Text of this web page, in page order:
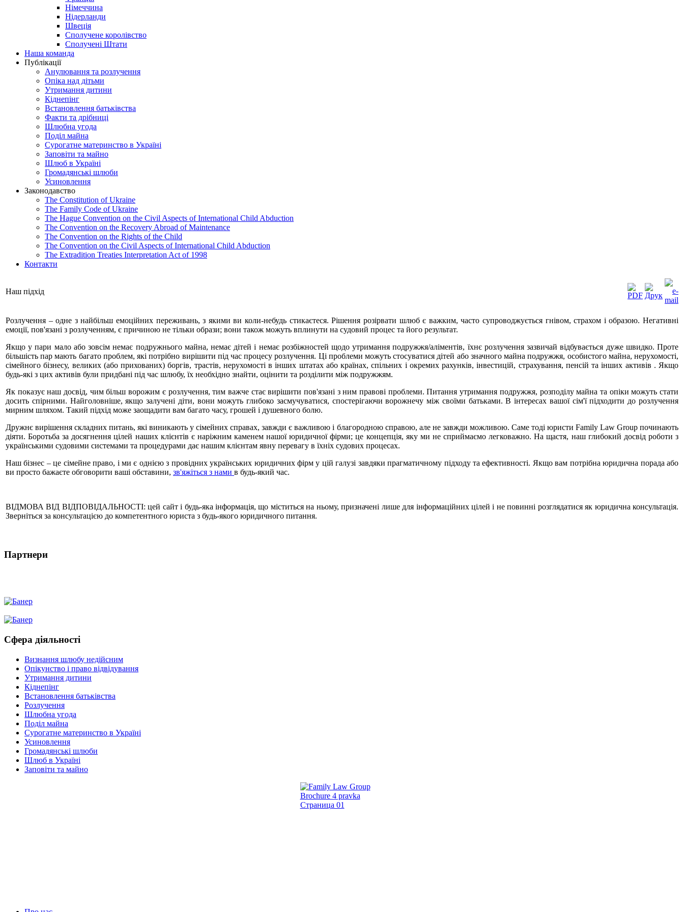
Німеччина
Нідерланди
Швеція
Сполучене королівство
Сполучені Штати
Наша команда
Публікації
Анулювання та розлучення
Опіка над дітьми
Утримання дитини
Кіднепінг
Встановлення батьківства
Факти та дрібниці
Шлюбна угода
Поділ майна
Сурогатне материнство в Україні
Заповіти та майно
Шлюб в Україні
Громадянські шлюби
Усиновлення
Законодавство
The Constitution of Ukraine
The Family Code of Ukraine
The Hague Convention on the Civil Aspects of International Child Abduction
The Convention on the Recovery Abroad of Maintenance
The Convention on the Rights of the Child
The Convention on the Civil Aspects of International Child Abduction
The Extradition Treaties Interpretation Act of 1998
Контакти
Наш підхід
Розлучення – одне з найбільш емоційних переживань, з якими ви коли-небудь стикаєтеся. Рішення розірвати шлюб є важким, часто супроводжується гнівом, страхом і образою. Негативні
емоції, пов'язані з розлученням, є причиною не тільки образи; вони також можуть вплинути на судовий процес та його результат.
Якщо у пари мало або зовсім немає подружнього майна, немає дітей і немає розбіжностей щодо утримання подружжя/аліментів, їхнє розлучення зазвичай відбувається дуже швидко. Проте
більшість пар мають багато проблем, які потрібно вирішити під час процесу розлучення. Ці проблеми можуть стосуватися дітей або значного майна подружжя, особистого майна, нерухомості,
сімейного бізнесу, великих (або прихованих) боргів, трастів, нерухомості в інших штатах або країнах, спільних і окремих рахунків, інвестицій, страхування, пенсій та інших активів . Якщо
будь-які з цих активів були придбані під час шлюбу, їх необхідно знайти, оцінити та розділити між подружжям.
Як показує наш досвід, чим більш ворожим є розлучення, тим важче стає вирішити пов'язані з ним правові проблеми. Питання утримання подружжя, розподілу майна та опіки можуть стати
досить спірними. Найголовніше, якщо залучені діти, вони можуть глибоко засмучуватися, спостерігаючи ворожнечу між своїми батьками. В інтересах вашої сім'ї підходити до розлучення
мирним шляхом. Такий підхід може заощадити вам багато часу, грошей і душевного болю.
Дружнє вирішення складних питань, які виникають у сімейних справах, завжди є важливою і благородною справою, але не завжди можливою. Саме тоді юристи Family Law Group починають
діяти. Боротьба за досягнення цілей наших клієнтів є наріжним каменем нашої юридичної фірми; це концепція, яку ми не сприймаємо легковажно. На щастя, наш глибокий досвід роботи з
українськими судовими системами та процедурами дає нашим клієнтам явну перевагу в їхніх судових процесах.
Наш бізнес – це сімейне право, і ми є однією з провідних українських юридичних фірм у цій галузі завдяки прагматичному підходу та ефективності. Якщо вам потрібна юридична порада або
ви просто бажаєте обговорити ваші обставини, зв'яжіться з нами в будь-який час.
ВІДМОВА ВІД ВІДПОВІДАЛЬНОСТІ: цей сайт і будь-яка інформація, що міститься на ньому, призначені лише для інформаційних цілей і не повинні розглядатися як юридична консультація.
Зверніться за консультацією до компетентного юриста з будь-якого юридичного питання.
Партнери
Сфера діяльності
Визнання шлюбу недійсним
Опікунство і право відвідування
Утримання дитини
Кіднепінг
Встановлення батьківства
Розлучення
Шлюбна угода
Поділ майна
Сурогатне материнство в Україні
Усиновлення
Громадянські шлюби
Шлюб в Україні
Заповіти та майно